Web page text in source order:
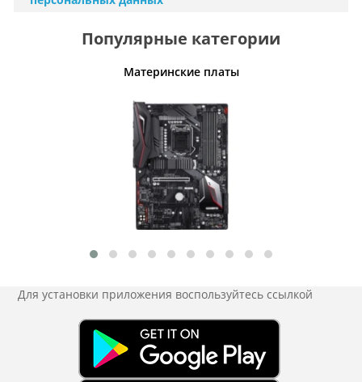
Популярные категории
Материнские платы
Для установки приложения воспользуйтесь ссылкой